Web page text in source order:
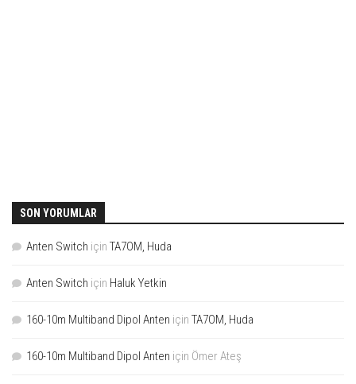
SON YORUMLAR
Anten Switch için TA7OM, Huda
Anten Switch için Haluk Yetkin
160-10m Multiband Dipol Anten için TA7OM, Huda
160-10m Multiband Dipol Anten için Ömer Ateş